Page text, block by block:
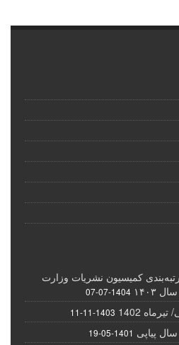
کمیسیون نشریات وزارت
1404-07-07
1402
1403-11-11
پیاپی 1401-05-19